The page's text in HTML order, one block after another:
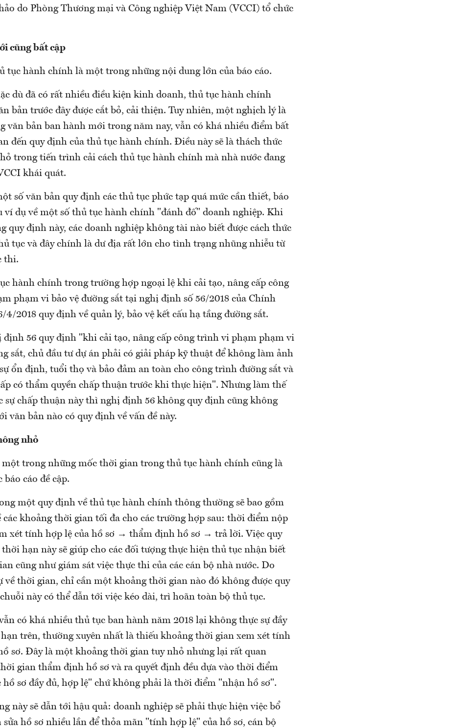
do Phòng Thương mại và Công nghiệp Việt Nam (VCCI) tổ chức
cũng bất cập
tục hành chính là một trong những nội dung lớn của báo cáo.
dù đã có rất nhiều điều kiện kinh doanh, thủ tục hành chính
bản trước đây được cắt bỏ, cải thiện. Tuy nhiên, một nghịch lý là
văn bản ban hành mới trong năm nay, vẫn có khá nhiều điểm bất
đến quy định của thủ tục hành chính. Điều này sẽ là thách thức
trong tiến trình cải cách thủ tục hành chính mà nhà nước đang
khái quát.
số văn bản quy định các thủ tục phức tạp quá mức cần thiết, báo
ví dụ về một số thủ tục hành chính "đánh đố" doanh nghiệp. Khi
quy định này, các doanh nghiệp không tài nào biết được cách thức
tục và đây chính là dư địa rất lớn cho tình trạng nhũng nhiễu từ
thi.
hành chính trong trường hợp ngoại lệ khi cải tạo, nâng cấp công
phạm vi bảo vệ đường sắt tại nghị định số 56/2018 của Chính
4/2018 quy định về quản lý, bảo vệ kết cấu hạ tầng đường sắt.
định 56 quy định "khi cải tạo, nâng cấp công trình vi phạm phạm vi
sắt, chủ đầu tư dự án phải có giải pháp kỹ thuật để không làm ảnh
ổn định, tuổi thọ và bảo đảm an toàn cho công trình đường sắt và
có thẩm quyền chấp thuận trước khi thực hiện". Nhưng làm thế
sự chấp thuận này thì nghị định 56 không quy định cũng không
văn bản nào có quy định về vấn đề này.
nhỏ
một trong những mốc thời gian trong thủ tục hành chính cũng là
báo cáo đề cập.
một quy định về thủ tục hành chính thông thường sẽ bao gồm
các khoảng thời gian tối đa cho các trường hợp sau: thời điểm nộp
xét tính hợp lệ của hồ sơ → thẩm định hồ sơ → trả lời. Việc quy
hạn này sẽ giúp cho các đối tượng thực hiện thủ tục nhận biết
cũng như giám sát việc thực thi của các cán bộ nhà nước. Do
về thời gian, chỉ cần một khoảng thời gian nào đó không được quy
này có thể dẫn tới việc kéo dài, trì hoãn toàn bộ thủ tục.
có khá nhiều thủ tục ban hành năm 2018 lại không thực sự đầy
trên, thường xuyên nhất là thiếu khoảng thời gian xem xét tính
sơ. Đây là một khoảng thời gian tuy nhỏ nhưng lại rất quan
gian thẩm định hồ sơ và ra quyết định đều dựa vào thời điểm
hồ sơ đầy đủ, hợp lệ" chứ không phải là thời điểm "nhận hồ sơ".
này sẽ dẫn tới hậu quả: doanh nghiệp sẽ phải thực hiện việc bổ
sửa hồ sơ nhiều lần để thỏa mãn "tính hợp lệ" của hồ sơ, cán bộ